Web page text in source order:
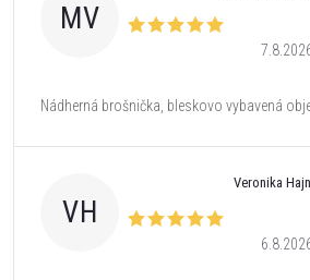
MV
Nádherná brošnička, bleskovo vybavená
VH
Veronika